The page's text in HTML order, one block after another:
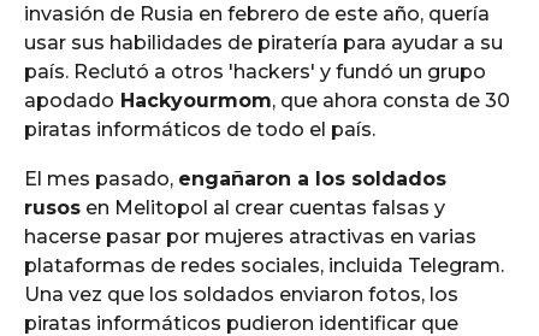
invasión de Rusia en febrero de este año, quería
usar sus habilidades de piratería para ayudar a su
país. Reclutó a otros 'hackers' y fundó un grupo
apodado Hackyourmom, que ahora consta de 30
piratas informáticos de todo el país.
El mes pasado, engañaron a los soldados
rusos en Melitopol al crear cuentas falsas y
hacerse pasar por mujeres atractivas en varias
plataformas de redes sociales, incluida Telegram.
Una vez que los soldados enviaron fotos, los
piratas informáticos pudieron identificar que